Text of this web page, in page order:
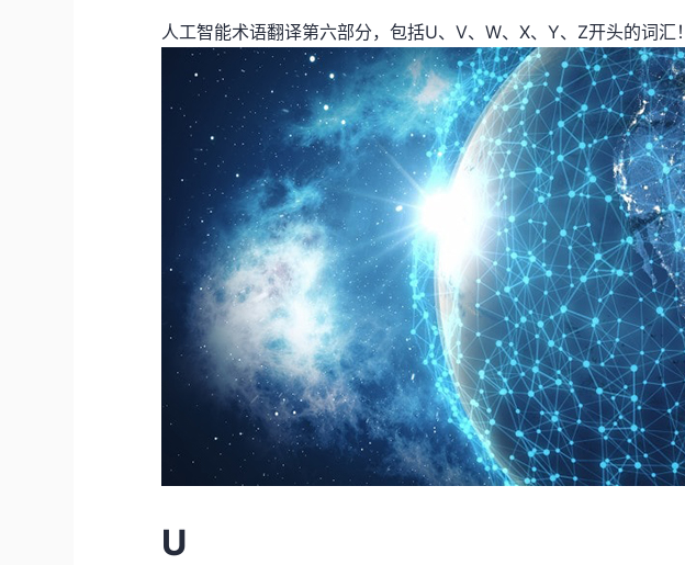
人工智能术语翻译第六部分，包括U、V、W、X、Y、Z开头的词汇！
U